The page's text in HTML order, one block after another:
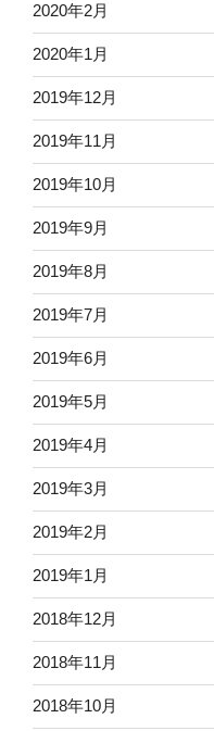
2020年2月
2020年1月
2019年12月
2019年11月
2019年10月
2019年9月
2019年8月
2019年7月
2019年6月
2019年5月
2019年4月
2019年3月
2019年2月
2019年1月
2018年12月
2018年11月
2018年10月